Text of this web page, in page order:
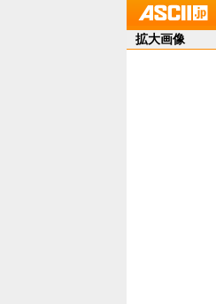
拡大画像